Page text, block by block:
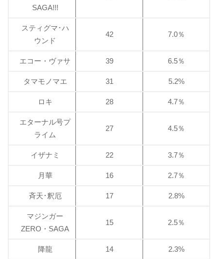
SAGA!!!
スティグマ･ハ
ウンド
42 7.0％
エコー・ヴァサ 39 6.5％
タマモノマエ 31 5.2%
ロキ 28 4.7％
エターナル号プ
ライム
27 4.5％
イザナミ 22 3.7％
月華 16 2.7％
斉天･釈厄 17 2.8%
マジンガー
ZERO・SAGA
15 2.5％
降龍 14 2.3%